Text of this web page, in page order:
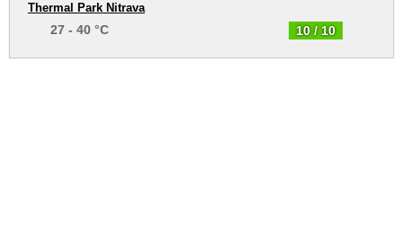
10 / 10
Thermal Park Nitrava
27 - 40 °C